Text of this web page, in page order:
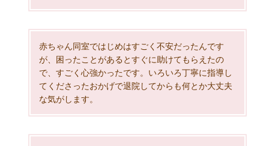
赤ちゃん同室ではじめはすごく不安だったんです
が、困ったことがあるとすぐに助けてもらえたの
で、すごく心強かったです。いろいろ丁寧に指導し
てくださったおかげで退院してからも何とか大丈夫
な気がします。